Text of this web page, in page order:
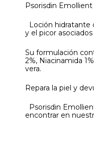
Psorisdin
Loción hidratante
y el picor asociados
Su formulación
2%, Niacinamida
vera.
Repara la piel y
Psorisdin
encontrar en